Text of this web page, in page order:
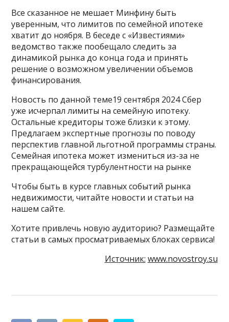
Все сказанное не мешает Минфину быть
уверенным, что лимитов по семейной ипотеке
хватит до ноября. В беседе с «Известиями»
ведомство также пообещало следить за
динамикой рынка до конца года и принять
решение о возможном увеличении объемов
финансирования.
Новость по данной теме19 сентября 2024 Сбер
уже исчерпал лимиты на семейную ипотеку.
Остальные кредиторы тоже близки к этому.
Предлагаем экспертные прогнозы по поводу
перспектив главной льготной программы страны.
Семейная ипотека может измениться из-за не
прекращающейся турбулентности на рынке
Чтобы быть в курсе главных событий рынка
недвижимости, читайте новости и статьи на
нашем сайте.
Хотите привлечь новую аудиторию? Размещайте
статьи в самых просматриваемых блоках сервиса!
Источник: www.novostroy.su